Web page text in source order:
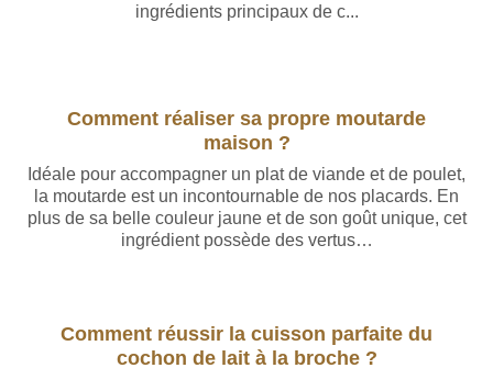
ingrédients principaux de c...
Comment réaliser sa propre moutarde
maison ?
Idéale pour accompagner un plat de viande et de poulet,
la moutarde est un incontournable de nos placards. En
plus de sa belle couleur jaune et de son goût unique, cet
ingrédient possède des vertus…
Comment réussir la cuisson parfaite du
cochon de lait à la broche ?